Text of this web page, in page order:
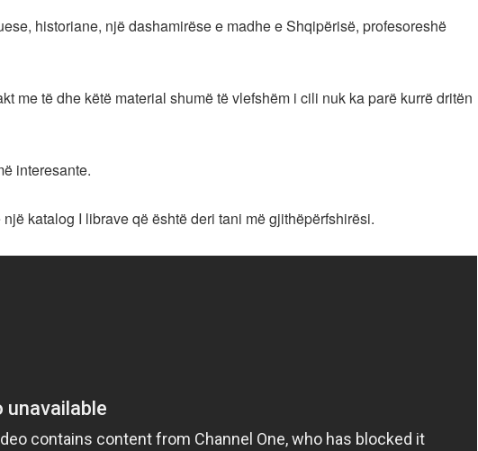
historiane, një dashamirëse e madhe e Shqipërisë, profesoreshë
me të dhe këtë material shumë të vlefshëm i cili nuk ka parë kurrë dritën
interesante.
katalog I librave që është deri tani më gjithëpërfshirësi.